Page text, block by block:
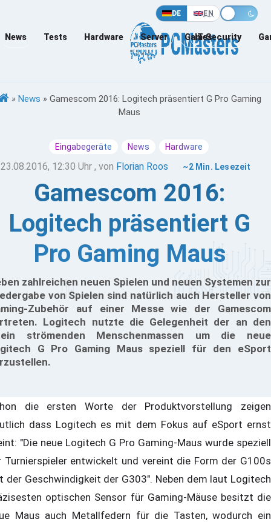
DE EN
News Tests Hardware Server Games
IT-Security
» News » Gamescom 2016: Logitech präsentiert G Pro Gaming
Maus
Eingabegeräte News Hardware
23.08.2016, 12:30 Uhr , von Florian Roos ~2 Min. Lesezeit
Gamescom 2016:
Logitech präsentiert G
Pro Gaming Maus
zahlreichen neuen Spielen und neuen Systemen zur
von Spielen sind natürlich auch Hersteller von
Zubehör auf einer Messe wie der Gamescom
Logitech nutzte die Gelegenheit der an den
strömenden Menschenmassen um die neue
G Pro Gaming Maus speziell für den eSport
die ersten Worte der Produktvorstellung zeigen
dass Logitech es mit dem Fokus auf eSport ernst
"Die neue Logitech G Pro Gaming-Maus wurde speziell
Turnierspieler entwickelt und vereint die Form der G100s
der Geschwindigkeit der G303". Neben dem laut Logitech
optischen Sensor für Gaming-Mäuse besitzt die
Maus auch Metallfedern für die Tasten, wodurch ein